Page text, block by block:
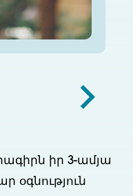
իր 3-ամյա
օգնություն